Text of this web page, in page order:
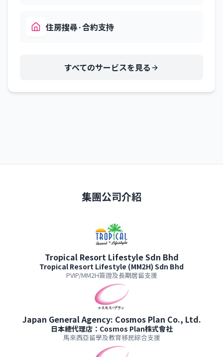
住房搜尋·合約支持
すべてのサービスを見る
集團公司介紹
Tropical Resort Lifestyle Sdn Bhd
Tropical Resort Lifestyle (MM2H) Sdn Bhd
PVIP/MM2H簽證及長期居留支援
Japan General Agency: Cosmos Plan Co., Ltd.
日本總代理店：Cosmos Plan株式會社
馬來西亞留學及教育移民綜合支援